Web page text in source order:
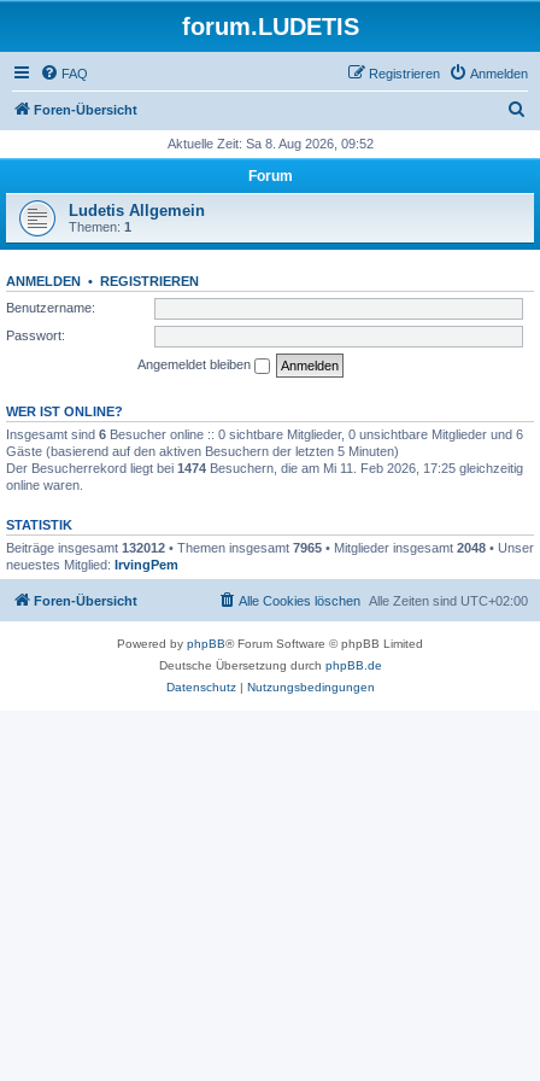
forum.LUDETIS
FAQ Anmelden
Registrieren
Foren-Übersicht
h
Aktuelle Zeit: Sa 8. Aug 2026, 09:52
Forum
Ludetis Allgemein
Themen: 1
ANMELDEN • REGISTRIEREN
Benutzername:
Passwort:
Angemeldet bleiben
WER IST ONLINE?
Insgesamt sind 6 Besucher online :: 0 sichtbare Mitglieder, 0 unsichtbare Mitglieder und 6
Gäste (basierend auf den aktiven Besuchern der letzten 5 Minuten)
Der Besucherrekord liegt bei 1474 Besuchern, die am Mi 11. Feb 2026, 17:25 gleichzeitig
online waren.
STATISTIK
Beiträge insgesamt 132012 • Themen insgesamt 7965 • Mitglieder insgesamt 2048 • Unser
neuestes Mitglied: IrvingPem
Foren-Übersicht Alle Zeiten sind UTC+02:00
Alle Cookies löschen
Powered by phpBB® Forum Software © phpBB Limited
Deutsche Übersetzung durch phpBB.de
Datenschutz| Nutzungsbedingungen